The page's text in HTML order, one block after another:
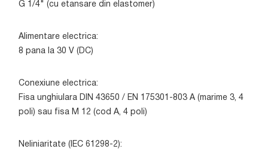
G 1/4" (cu etansare din elastomer)
Alimentare electrica:
8 pana la 30 V (DC)
Conexiune electrica:
Fisa unghiulara DIN 43650 / EN 175301-803 A (marime 3, 4
poli) sau fisa M 12 (cod A, 4 poli)
Neliniaritate (IEC 61298-2):